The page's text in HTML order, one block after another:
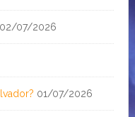
02/07/2026
01/07/2026